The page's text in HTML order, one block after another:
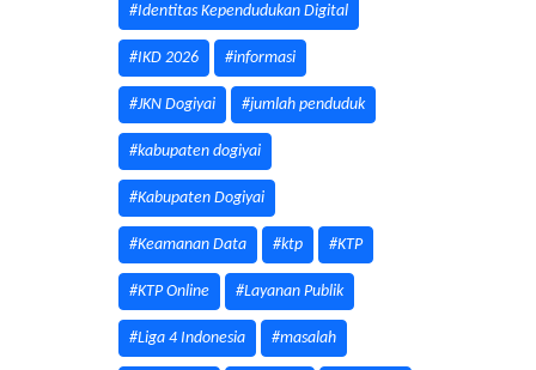
#Identitas Kependudukan Digital
#IKD 2026 #informasi
#JKN Dogiyai #jumlah penduduk
#kabupaten dogiyai
#Kabupaten Dogiyai
#Keamanan Data #ktp #KTP
#KTP Online #Layanan Publik
#Liga 4 Indonesia #masalah